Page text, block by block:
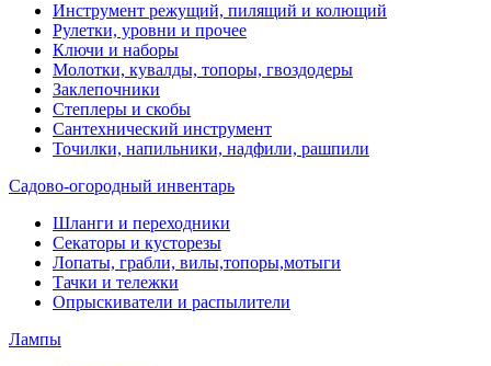
Инструмент режущий, пилящий и колющий
Рулетки, уровни и прочее
Ключи и наборы
Молотки, кувалды, топоры, гвоздодеры
Заклепочники
Степлеры и скобы
Сантехнический инструмент
Точилки, напильники, надфили, рашпили
Садово-огородный инвентарь
Шланги и переходники
Секаторы и кусторезы
Лопаты, грабли, вилы,топоры,мотыги
Тачки и тележки
Опрыскиватели и распылители
Лампы